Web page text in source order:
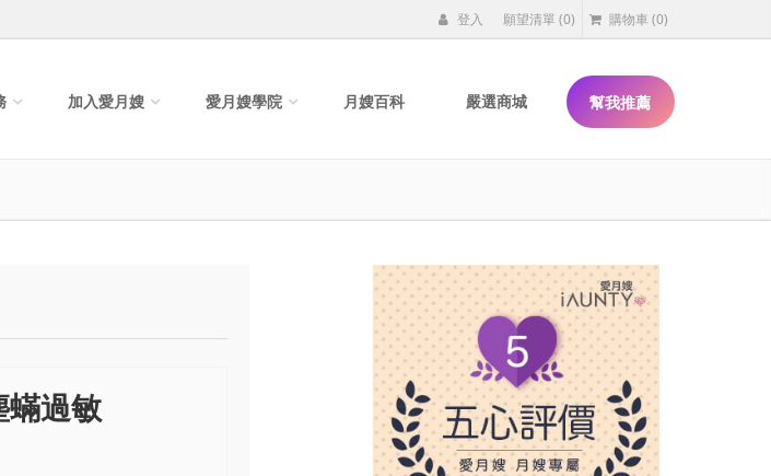
登入 願望清單(0) 購物車 (0)
加入愛月嫂 愛月嫂學院 月嫂百科 嚴選商城 幫我推薦
蟎過敏